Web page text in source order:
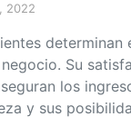
2022
Su
los
y sus